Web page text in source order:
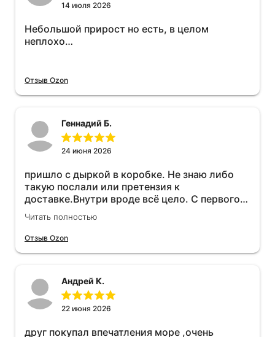
14 июля 2026
Небольшой прирост но есть, в целом
неплохо…
Отзыв Ozon
Геннадий Б.
24 июня 2026
пришло с дыркой в коробке. Не знаю либо
такую послали или претензия к
доставке.Внутри вроде всё цело. С первого
раза установить не получается не знаю
может интернет дурит. Четыре звёзды за
упаковку с дыркой.Как опробую дополню
всё установилось по работе устройства
дополню позже ещё не проехал 120
км.Дополняю после пробега 120 км
более энергичный расход не
Читать полностью
Отзыв Ozon
Андрей К.
22 июня 2026
друг покупал впечатления море ,очень